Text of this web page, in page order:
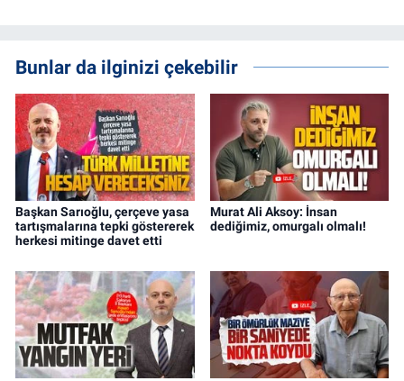
Bunlar da ilginizi çekebilir
Başkan Sarıoğlu, çerçeve yasa
tartışmalarına tepki göstererek
herkesi mitinge davet etti
Murat Ali Aksoy: İnsan
dediğimiz, omurgalı olmalı!